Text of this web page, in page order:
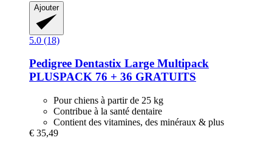
Ajouter
5.0 (18)
Pedigree Dentastix Large Multipack
PLUSPACK 76 + 36 GRATUITS
Pour chiens à partir de 25 kg
Contribue à la santé dentaire
Contient des vitamines, des minéraux & plus
€ 35,49